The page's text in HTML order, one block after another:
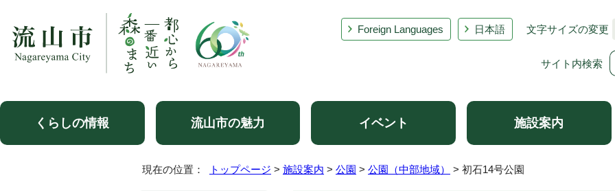
Foreign Languages 日本語 文字サイズの変更
サイト内検索
くらしの情報 流山市の魅力 イベント 施設案内
現在の位置： トップページ > 施設案内 > 公園 > 公園（中部地域） > 初石14号公園